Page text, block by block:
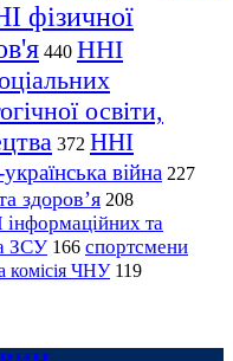
фізичної
440 ННІ
освіти,
372 ННІ
війна 227
здоров’я 208
та
ЗСУ 166 спортсмени
комісія ЧНУ 119